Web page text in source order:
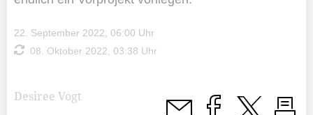
22. September 2022, 06:00 Uhr
08. Oktober 2022, 03:38 Uhr
Desiree Vogt